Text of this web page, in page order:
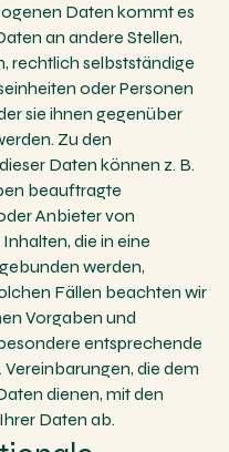
Daten kommt es
an andere Stellen,
rechtlich selbstständige
oder Personen
sie ihnen gegenüber
Zu den
Daten können z. B.
beauftragte
Anbieter von
die in eine
werden,
Fällen beachten wir
Vorgaben und
entsprechende
Vereinbarungen, die dem
dienen, mit den
Daten ab.